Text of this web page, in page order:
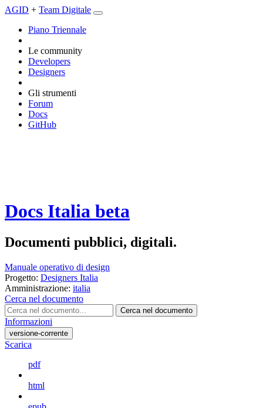
AGID + Team Digitale
Piano Triennale
Le community
Developers
Designers
Gli strumenti
Forum
Docs
GitHub
Docs Italia beta
Documenti pubblici, digitali.
Manuale operativo di design
Progetto: Designers Italia
Amministrazione: italia
Cerca nel documento
Cerca nel documento
Informazioni
versione-corrente
Scarica
pdf
html